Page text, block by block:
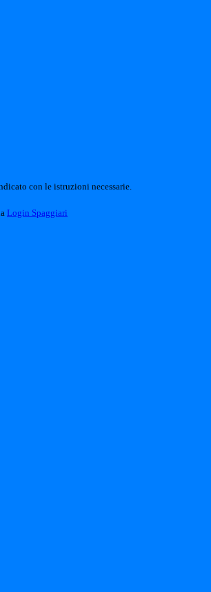
con le istruzioni necessarie.
Login Spaggiari